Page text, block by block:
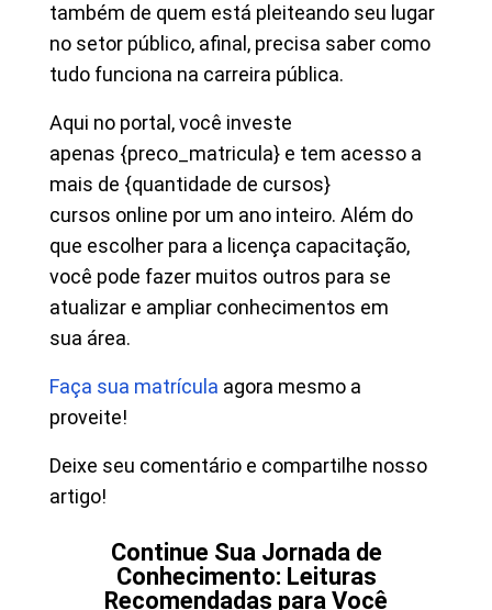
também de quem está pleiteando seu lugar
no setor público, afinal, precisa saber como
tudo funciona na carreira pública.
Aqui no portal, você investe
apenas {preco_matricula} e tem acesso a
mais de {quantidade de cursos}
cursos online por um ano inteiro. Além do
que escolher para a licença capacitação,
você pode fazer muitos outros para se
atualizar e ampliar conhecimentos em
sua área.
Faça sua matrícula agora mesmo a
proveite!
Deixe seu comentário e compartilhe nosso
artigo!
Continue Sua Jornada de
Conhecimento: Leituras
Recomendadas para Você